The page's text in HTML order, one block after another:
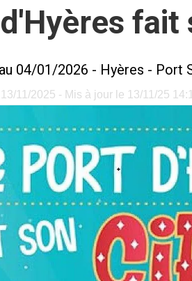
fait
04/01/2026 - Hyères - Port
11/2025 - Mis à jour le 13/11/25